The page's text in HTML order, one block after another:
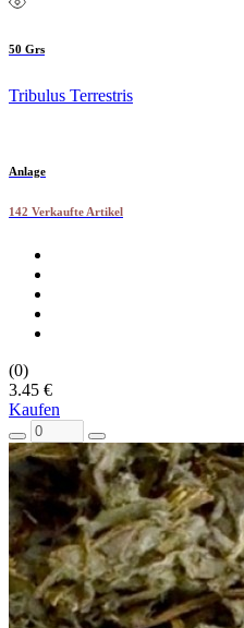
50 Grs
Tribulus Terrestris
Anlage
142 Verkaufte Artikel
(0)
3.45 €
Kaufen